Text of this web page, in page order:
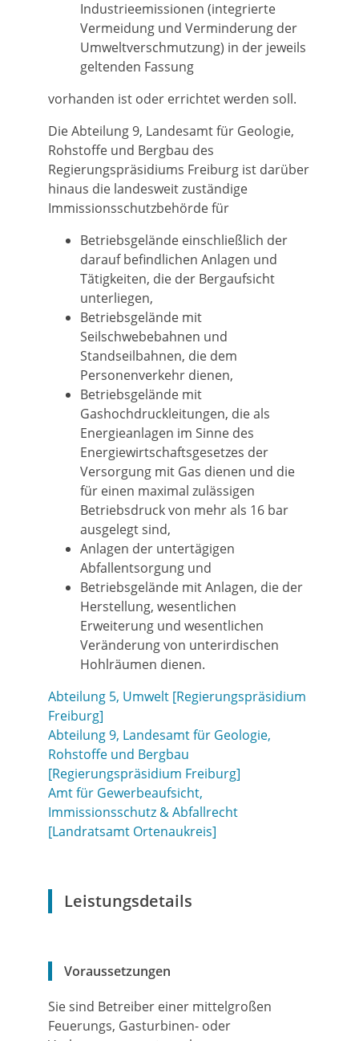
Industrieemissionen (integrierte
Vermeidung und Verminderung der
Umweltverschmutzung) in der jeweils
geltenden Fassung
vorhanden ist oder errichtet werden soll.
Die Abteilung 9, Landesamt für Geologie,
Rohstoffe und Bergbau des
Regierungspräsidiums Freiburg ist darüber
hinaus die landesweit zuständige
Immissionsschutzbehörde für
Betriebsgelände einschließlich der
darauf befindlichen Anlagen und
Tätigkeiten, die der Bergaufsicht
unterliegen,
Betriebsgelände mit
Seilschwebebahnen und
Standseilbahnen, die dem
Personenverkehr dienen,
Betriebsgelände mit
Gashochdruckleitungen, die als
Energieanlagen im Sinne des
Energiewirtschaftsgesetzes der
Versorgung mit Gas dienen und die
für einen maximal zulässigen
Betriebsdruck von mehr als 16 bar
ausgelegt sind,
Anlagen der untertägigen
Abfallentsorgung und
Betriebsgelände mit Anlagen, die der
Herstellung, wesentlichen
Erweiterung und wesentlichen
Veränderung von unterirdischen
Hohlräumen dienen.
Abteilung 5, Umwelt [Regierungspräsidium
Freiburg]
Abteilung 9, Landesamt für Geologie,
Rohstoffe und Bergbau
[Regierungspräsidium Freiburg]
Amt für Gewerbeaufsicht,
Immissionsschutz & Abfallrecht
[Landratsamt Ortenaukreis]
Leistungsdetails
Voraussetzungen
Sie sind Betreiber einer mittelgroßen
Feuerungs, Gasturbinen- oder